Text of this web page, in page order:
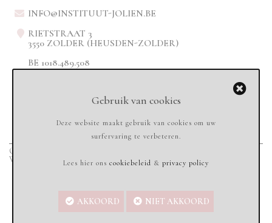
INFO@INSTITUUT-JOLIEN.BE
RIETSTRAAT 3
3550 ZOLDER (HEUSDEN-ZOLDER)
BE 1018.489.508
Copyright © 2020
Webdesign & Marketing
Gebruik van cookies
Deze website maakt gebruik van cookies om uw
surfervaring te verbeteren.
Lees hier ons cookiebeleid & privacy policy
AKKOORD NIET AKKOORD